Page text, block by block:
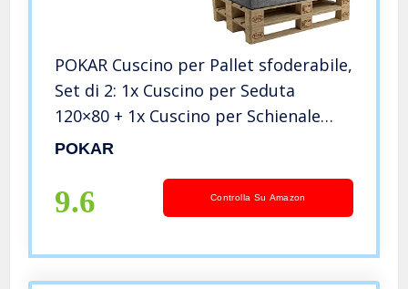
POKAR Cuscino per Pallet sfoderabile,
Set di 2: 1x Cuscino per Seduta
120×80 + 1x Cuscino per Schienale
120×40, Divano per Pallet, Grigio
POKAR
9.6 Controlla Su Amazon